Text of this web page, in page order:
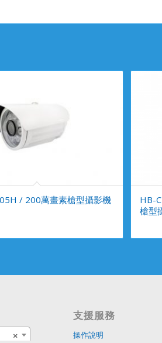
/ 200萬畫素槍型攝影機
HB-
槍型
×
支援服務
操作說明